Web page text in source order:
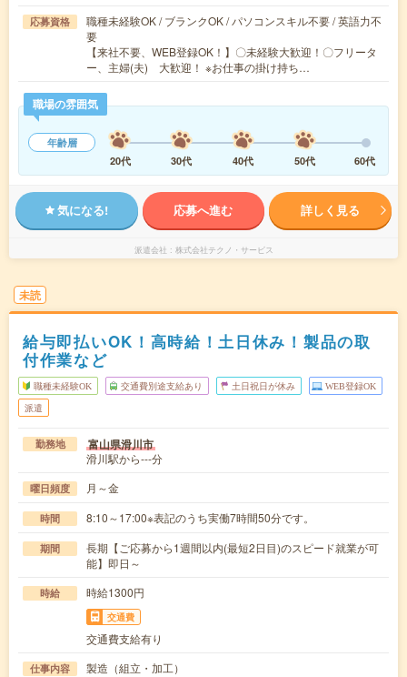
応募資格
職種未経験OK / ブランクOK / パソコンスキル不要 / 英語力不
要
【来社不要、WEB登録OK！】〇未経験大歓迎！〇フリータ
ー、主婦(夫) 大歓迎！ ※お仕事の掛け持ち…
職場の雰囲気
年齢層
20代
30代 40代 50代 60代
気になる! 応募へ進む 詳しく見る
派遣会社 株式会社テクノ・サービス
未読
給与即払いOK！高時給！土日休み！製品の取
付作業など
職種未経験OK 交通費別途支給あり 土日祝日が休み WEB登録OK
派遣
勤務地 富山県滑川市
滑川駅から---分
曜日頻度 月～金
時間 8:10～17:00※表記のうち実働7時間50分です。
期間
長期【ご応募から1週間以内(最短2日目)のスピード就業が可
能】即日～
時給 時給1300円
交通費
交通費支給有り
仕事内容
製造（組立・加工）